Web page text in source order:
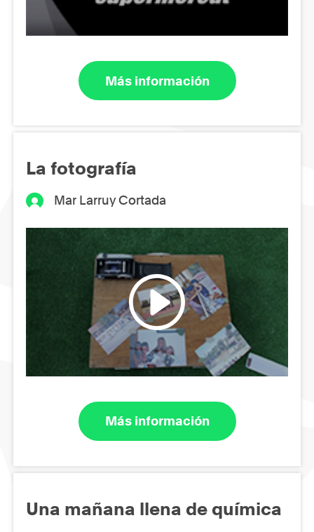
Más información
La fotografía
Mar Larruy Cortada
Más información
Una mañana llena de química